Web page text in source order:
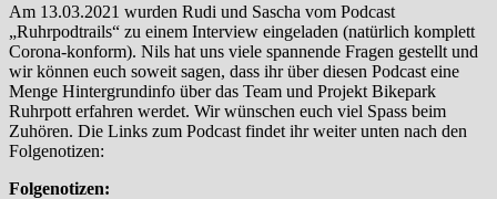
Am 13.03.2021 wurden Rudi und Sascha vom Podcast
„Ruhrpodtrails“ zu einem Interview eingeladen (natürlich komplett
Corona-konform). Nils hat uns viele spannende Fragen gestellt und
wir können euch soweit sagen, dass ihr über diesen Podcast eine
Menge Hintergrundinfo über das Team und Projekt Bikepark
Ruhrpott erfahren werdet. Wir wünschen euch viel Spass beim
Zuhören. Die Links zum Podcast findet ihr weiter unten nach den
Folgenotizen:
Folgenotizen: